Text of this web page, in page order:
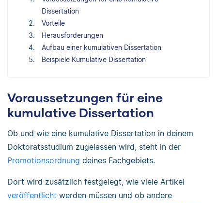
Dissertation
Vorteile
Herausforderungen
Aufbau einer kumulativen Dissertation
Beispiele Kumulative Dissertation
Voraussetzungen für eine
kumulative Dissertation
Ob und wie eine kumulative Dissertation in deinem
Doktoratsstudium zugelassen wird, steht in der
Promotionsordnung deines Fachgebiets.
Dort wird zusätzlich festgelegt, wie viele Artikel
veröffentlicht werden müssen und ob andere